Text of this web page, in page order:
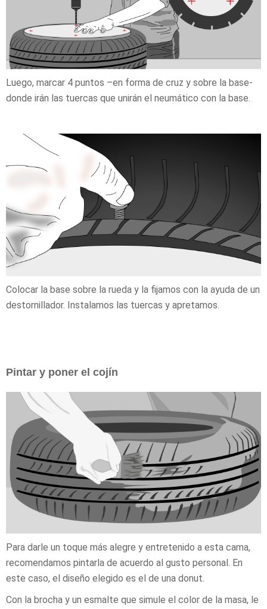
Luego, marcar 4 puntos –en forma de cruz y sobre la base-
donde irán las tuercas que unirán el neumático con la base.
Colocar la base sobre la rueda y la fijamos con la ayuda de un
destornillador. Instalamos las tuercas y apretamos.
Pintar y poner el cojín
Para darle un toque más alegre y entretenido a esta cama,
recomendamos pintarla de acuerdo al gusto personal. En
este caso, el diseño elegido es el de una donut.
Con la brocha y un esmalte que simule el color de la masa, le